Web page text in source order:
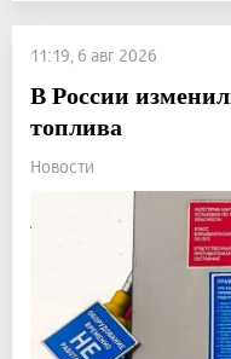
11:19, 6 авг 2026
В России
топлива
Новости